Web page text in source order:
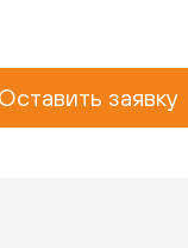
Оставить заявку